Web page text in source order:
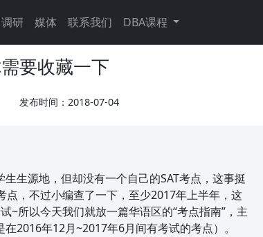
调研 媒体 联系我们 DBA课程
要收藏一下
发布时间：2018-07-04
生源地，但却没有一个自己的SAT考点，这事挺
，不过小编查了一下，至少2017年上半年，这
~所以今天我们就放一篇华语区的“考点指南”，主
2016年12月~2017年6月间有考试的考点）。